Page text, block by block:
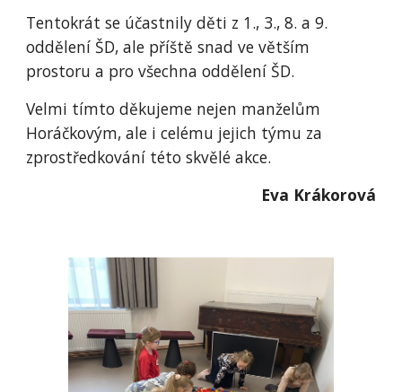
Tentokrát se účastnily děti z 1., 3., 8. a 9.
oddělení ŠD, ale příště snad ve větším
prostoru a pro všechna oddělení ŠD.
Velmi tímto děkujeme nejen manželům
Horáčkovým, ale i celému jejich týmu za
zprostředkování této skvělé akce.
Eva Krákorová